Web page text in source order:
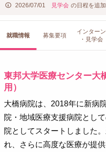
2026/07/01 見学会 の日程を追
就職情報 募集要項
インターン
・見学会
東邦大学医療センター大
用）
大橋病院は、2018年に新病
院・地域医療支援病院とし
院としてスタートしました
れ、さらに高度な医療が提